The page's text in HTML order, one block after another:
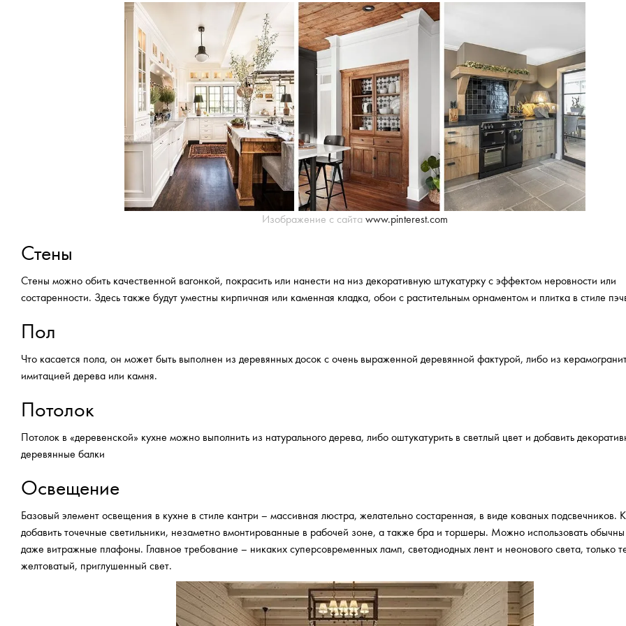
Изображение с сайта www.pinterest.com
Стены
Стены можно обить качественной вагонкой, покрасить или нанести на низ декоративную штукатурку с эффектом неровности или
состаренности. Здесь также будут уместны кирпичная или каменная кладка, обои с растительным орнаментом и плитка в стиле
Пол
Что касается пола, он может быть выполнен из деревянных досок с очень выраженной деревянной фактурой, либо из
имитацией дерева или камня.
Потолок
Потолок в «деревенской» кухне можно выполнить из натурального дерева, либо оштукатурить в светлый цвет и добавить
деревянные балки
Освещение
Базовый элемент освещения в кухне в стиле кантри – массивная люстра, желательно состаренная, в виде кованых подсвечников.
добавить точечные светильники, незаметно вмонтированные в рабочей зоне, а также бра и торшеры. Можно использовать
даже витражные плафоны. Главное требование – никаких суперсовременных ламп, светодиодных лент и неонового света, только
желтоватый, приглушенный свет.